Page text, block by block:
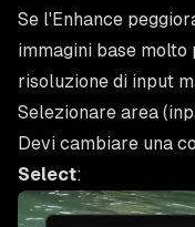
Se l'Enhance
immagini base
risoluzione di input
Selezionare area
Devi cambiare una
Select: